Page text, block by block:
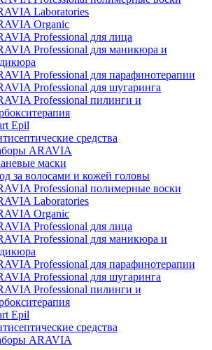
Laboratories
Organic
Professional для лица
Professional для маникюра и
Professional для парафинотерапии
Professional для шугаринга
Professional пилинги и
Epil
средства
ARAVIA
маски
за волосами и кожей головы
Professional полимерные воски
Laboratories
Organic
Professional для лица
Professional для маникюра и
Professional для парафинотерапии
Professional для шугаринга
Professional пилинги и
Epil
средства
ARAVIA